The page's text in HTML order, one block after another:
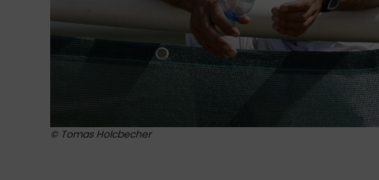
© Tomas Holcbecher